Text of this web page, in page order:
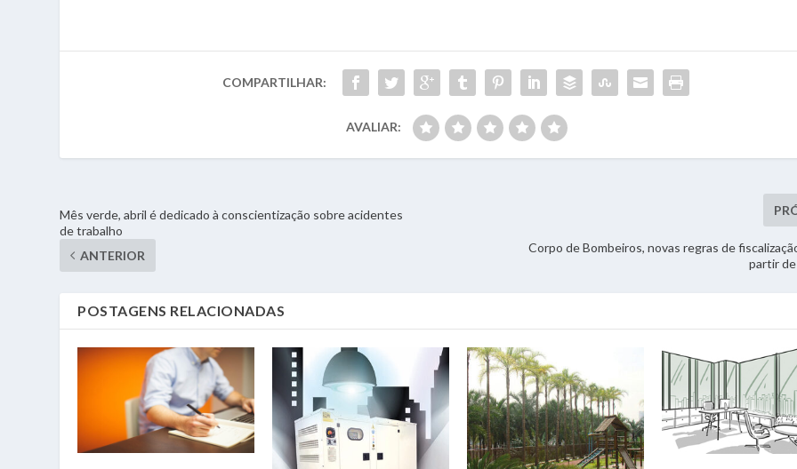
COMPARTILHAR:
AVALIAR:
Mês verde, abril é dedicado à conscientização sobre acidentes
de trabalho
ANTERIOR
Corpo de Bombeiros, novas regras de
partir
POSTAGENS RELACIONADAS